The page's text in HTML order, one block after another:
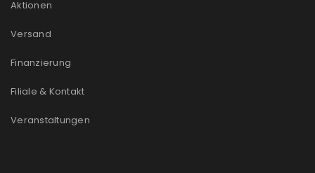
Aktionen
Versand
Finanzierung
Filiale & Kontakt
Veranstaltungen